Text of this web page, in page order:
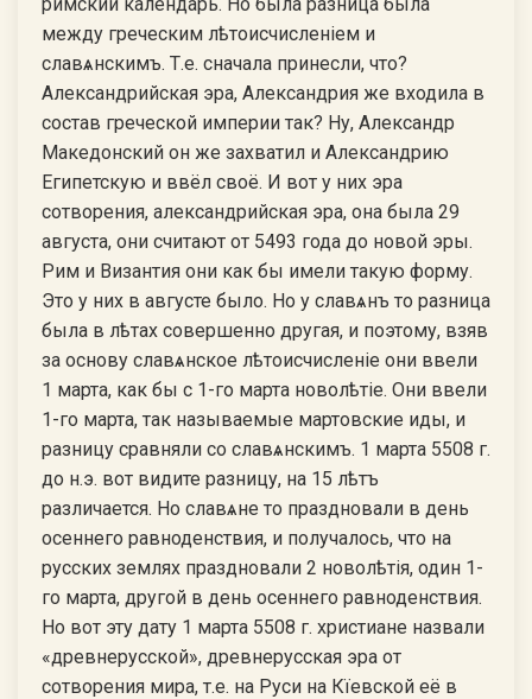
между греческим лѣтоисчисленiем и
славѧнскимъ. Т.е. сначала принесли, что?
Александрийская эра, Александрия же входила в
состав греческой империи так? Ну, Александр
Македонский он же захватил и Александрию
Египетскую и ввёл своё. И вот у них эра
сотворения, александрийская эра, она была 29
августа, они считают от 5493 года до новой эры.
Рим и Византия они как бы имели такую форму.
Это у них в августе было. Но у славѧнъ то разница
была в лѣтах совершенно другая, и поэтому, взяв
за основу славѧнское лѣтоисчисленiе они ввели
1 марта, как бы с 1-го марта новолѣтiе. Они ввели
1-го марта, так называемые мартовские иды, и
разницу сравняли со славѧнскимъ. 1 марта 5508 г.
до н.э. вот видите разницу, на 15 лѣтъ
различается. Но славѧне то праздновали в день
осеннего равноденствия, и получалось, что на
русских землях праздновали 2 новолѣтiя, один 1-
го марта, другой в день осеннего равноденствия.
Но вот эту дату 1 марта 5508 г. христиане назвали
«древнерусской», древнерусская эра от
сотворения мира, т.е. на Руси на Кїевской её в